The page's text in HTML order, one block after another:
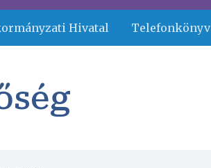
Hivatal Telefonkönyv